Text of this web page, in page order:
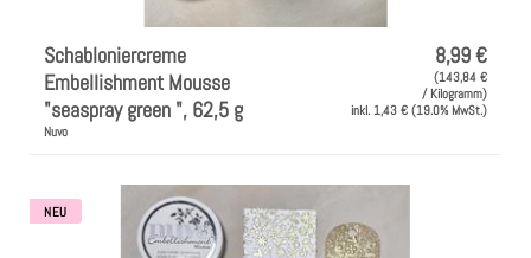
Zubehör
Frühling/Ostern
Maritim/Sommer
Schabloniercreme
Embellishment Mousse
"seaspray green ", 62,5 g
Nuvo
8,99 €
(143,84 €
/ Kilogramm)
inkl. 1,43 € (19.0% MwSt.)
NEU